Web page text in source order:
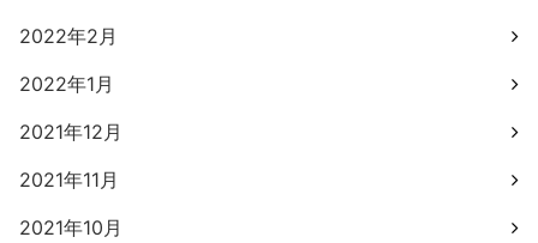
2022年2月
2022年1月
2021年12月
2021年11月
2021年10月